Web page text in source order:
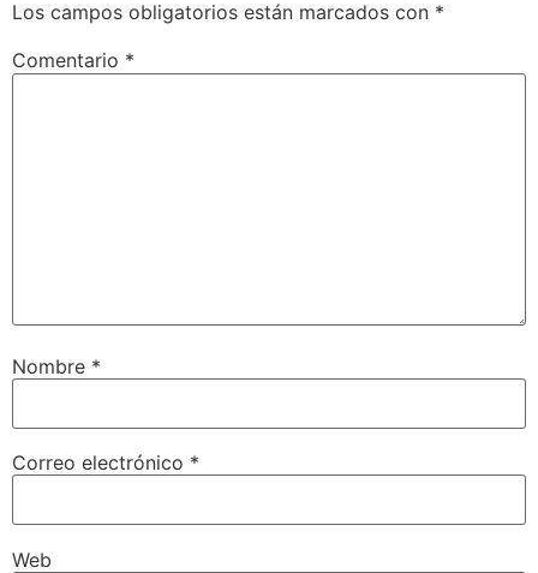
Los campos obligatorios están marcados con *
Comentario *
Nombre *
Correo electrónico *
Web